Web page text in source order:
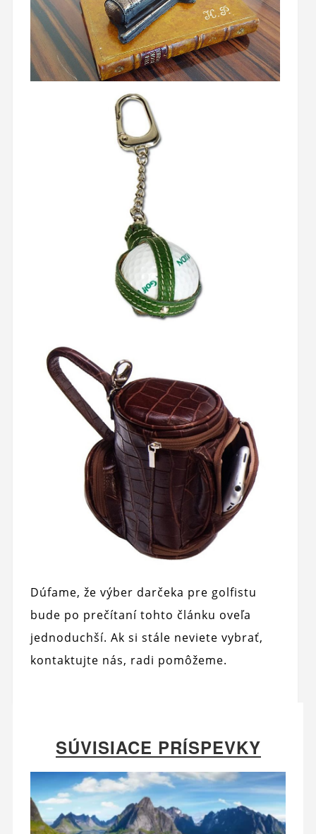
Dúfame, že výber darčeka pre golfistu
bude po prečítaní tohto článku oveľa
jednoduchší. Ak si stále neviete vybrať,
kontaktujte nás, radi pomôžeme.
SÚVISIACE PRÍSPEVKY